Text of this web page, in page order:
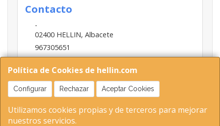
Política de Cookies de hellin.com
Configurar Rechazar Aceptar Cookies
Utilizamos cookies propias y de terceros para mejorar
nuestros servicios.
Contacto
-
02400 HELLIN, Albacete
967305651
INFO@HELLIN.COM
Horario
09:00-13:30; 16:30-20:30